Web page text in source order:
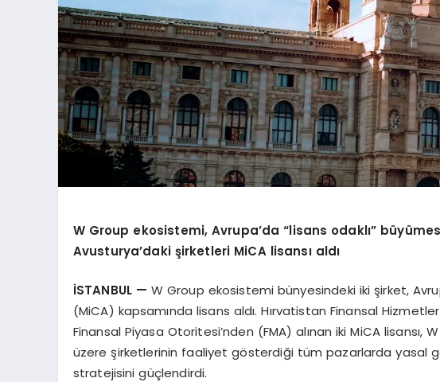
W Group ekosistemi, Avrupa’da “lisans odaklı”
Avusturya’daki şirketleri MiCA lisansı aldı
İSTANBUL — W Group ekosistemi bünyesindeki iki şirket,
(MiCA) kapsamında lisans aldı. Hırvatistan Finansal
Finansal Piyasa Otoritesi’nden (FMA) alınan iki MiCA
üzere şirketlerinin faaliyet gösterdiği tüm pazarlarda yasal
stratejisini güçlendirdi.